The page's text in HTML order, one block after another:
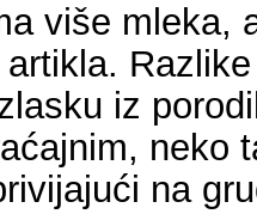
više mleka,
iz
neko
na